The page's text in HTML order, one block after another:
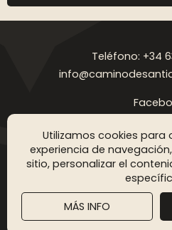
Utilizamos cookies para
experiencia de
sitio, personalizar el
MÁS INFO
Teléfono: +34
Aviso legal Política de privacidad
Copyright © 2026 Camino de
derechos